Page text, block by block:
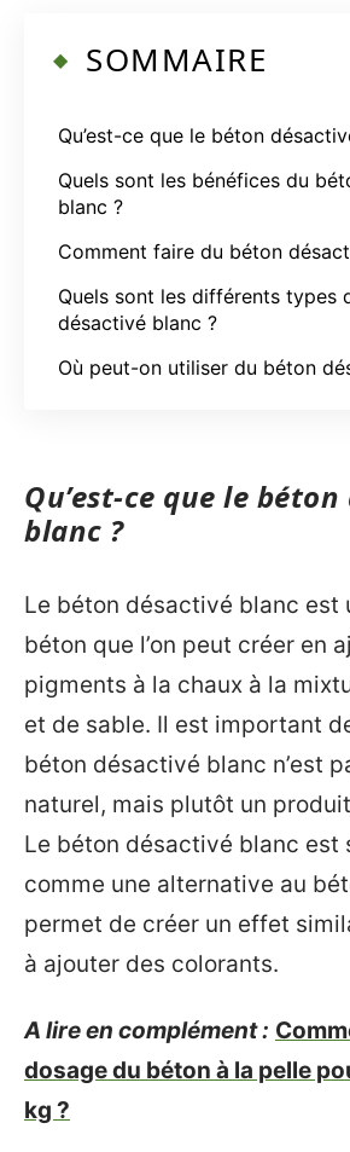
SOMMAIRE
Qu’est-ce que le béton
Quels sont les bénéfices du
blanc ?
Comment faire du béton
Quels sont les différents types
désactivé blanc ?
Où peut-on utiliser du béton
Qu’est-ce que le
blanc ?
Le béton désactivé blanc est
béton que l’on peut créer en
pigments à la chaux à la
et de sable. Il est important
béton désactivé blanc n’est
naturel, mais plutôt un
Le béton désactivé blanc est
comme une alternative au
permet de créer un effet
à ajouter des colorants.
A lire en complément :
dosage du béton à la pelle
kg ?